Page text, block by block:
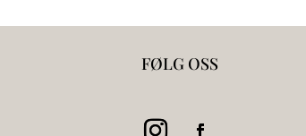
FØLG OSS